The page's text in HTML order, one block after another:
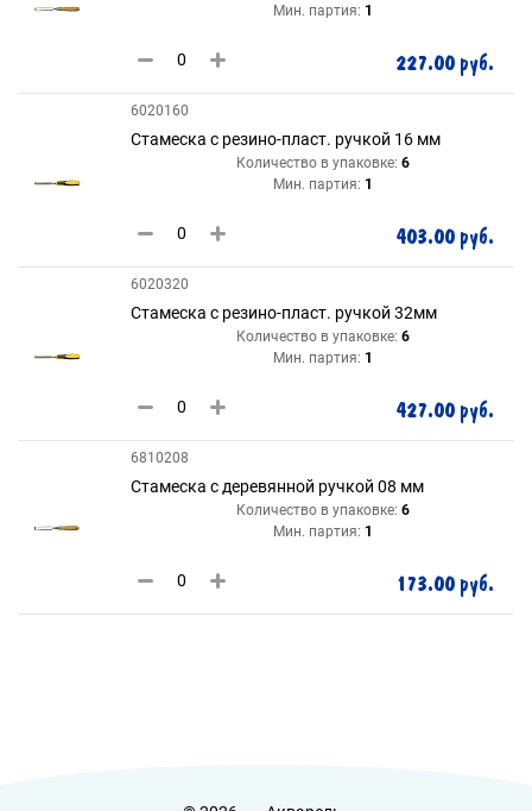
Мин. партия: 1
227.00 руб.
6020160
Стамеска с резино-пласт. ручкой 16 мм
Количество в упаковке: 6
Мин. партия: 1
403.00 руб.
6020320
Стамеска с резино-пласт. ручкой 32мм
Количество в упаковке: 6
Мин. партия: 1
427.00 руб.
6810208
Стамеска с деревянной ручкой 08 мм
Количество в упаковке: 6
Мин. партия: 1
173.00 руб.